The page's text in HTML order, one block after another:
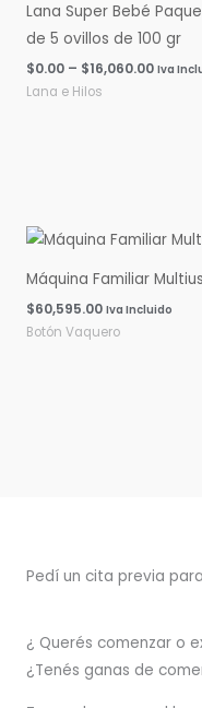
Lana Super Bebé
de 5 ovillos de 100 gr
$0.00 – $16,060.00 Iva
Lana e Hilos
Máquina Familiar
$60,595.00 Iva Incluido
Botón Vaquero
Pedí un cita previa
¿ Querés comenzar o
¿Tenés ganas de